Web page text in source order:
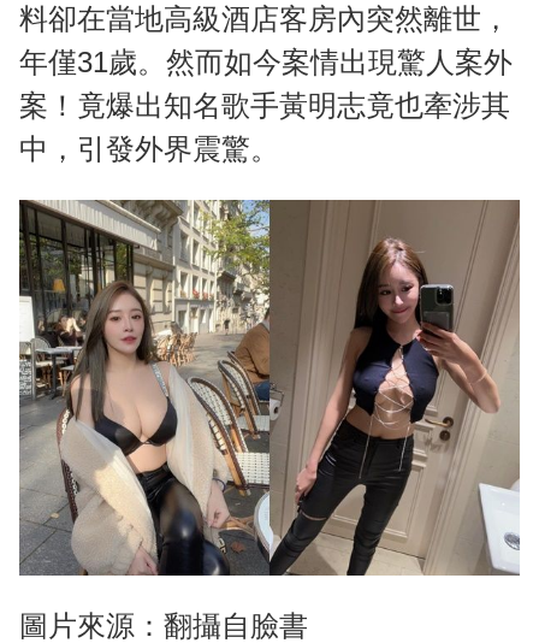
料卻在當地高級酒店客房內突然離世，
年僅31歲。然而如今案情出現驚人案外
案！竟爆出知名歌手黃明志竟也牽涉其
中，引發外界震驚。
圖片來源：翻攝自臉書